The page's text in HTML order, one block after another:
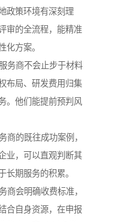
政策环境有深刻理
审的全流程，能精准
化方案。
务商不会止步于材料
布局、研发费用归集
。他们能提前预判风
商的既往成功案例，
业，可以直观判断其
长期服务的积累。
商会明确收费标准，
合自身资源，在申报